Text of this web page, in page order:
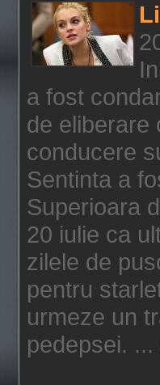
a fost
de eliberare
conducere
Sentinta a
Superioara
20 iulie ca
zilele de
pentru
urmeze un
pedepsei. ...